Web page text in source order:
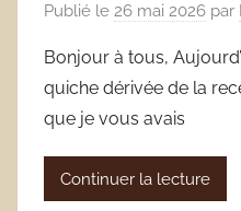
Publié le 26 mai 2026 par
Bonjour à tous,
quiche dérivée de la
que je vous avais
Continuer la lecture